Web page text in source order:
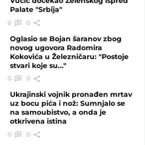
Palate "Srbija"
0 0
Oglasio se Bojan šaranov zbog
novog ugovora Radomira
Kokovića u Železničaru: "Postoje
stvari koje su..."
0 0
Ukrajinski vojnik pronađen mrtav
uz bocu pića i nož: Sumnjalo se
na samoubistvo, a onda je
otkrivena istina
0 0